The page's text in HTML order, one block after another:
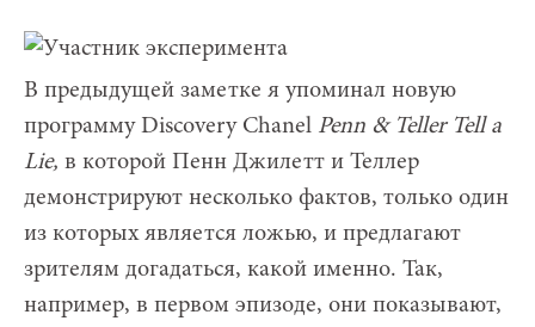
В предыдущей заметке я упоминал новую
программу Discovery Chanel Penn & Teller Tell a
Lie, в которой Пенн Джилетт и Теллер
демонстрируют несколько фактов, только один
из которых является ложью, и предлагают
зрителям догадаться, какой именно. Так,
например, в первом эпизоде, они показывают,